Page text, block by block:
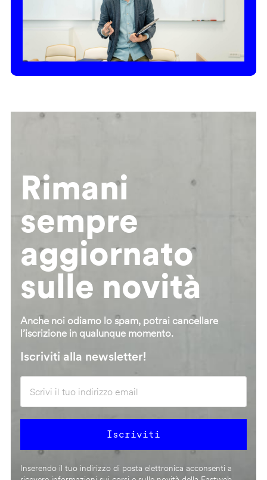
Rimani
sempre
aggiornato
sulle novità
Anche noi odiamo lo spam, potrai cancellare
l’iscrizione in qualunque momento.
Iscriviti alla newsletter!
Inserendo il tuo indirizzo di posta elettronica acconsenti a